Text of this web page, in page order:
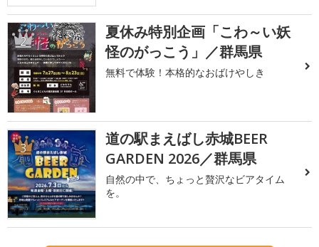
2
夏休み特別企画「こわ～い妖
怪のがっこう」／群馬県
無料で体験！本格的なおばけやしき
3
道の駅まえばし赤城BEER
GARDEN 2026／群馬県
自然の中で、ちょっと贅沢なビアタイム
を。